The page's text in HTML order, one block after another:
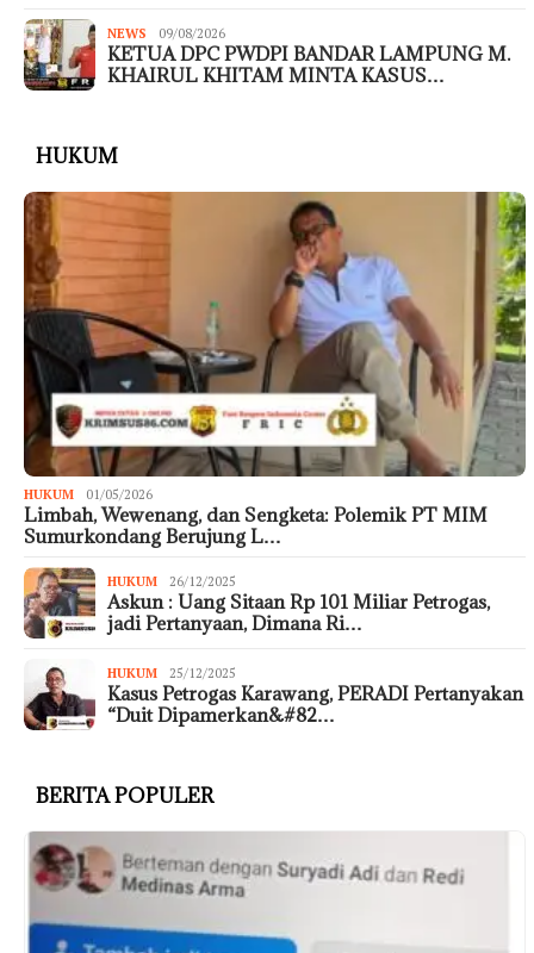
NEWS 09/08/2026
KETUA DPC PWDPI BANDAR LAMPUNG M.
KHAIRUL KHITAM MINTA KASUS…
HUKUM
HUKUM 01/05/2026
Limbah, Wewenang, dan Sengketa: Polemik PT MIM
Sumurkondang Berujung L…
HUKUM 26/12/2025
Askun : Uang Sitaan Rp 101 Miliar Petrogas,
jadi Pertanyaan, Dimana Ri…
HUKUM 25/12/2025
Kasus Petrogas Karawang, PERADI Pertanyakan
“Duit Dipamerkan&#82…
BERITA POPULER